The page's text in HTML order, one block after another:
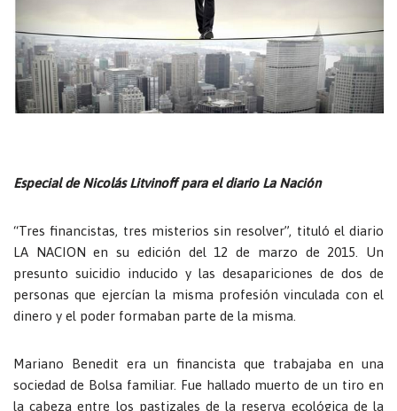
Especial de Nicolás Litvinoff para el diario La Nación
“Tres financistas, tres misterios sin resolver”, tituló el diario
LA NACION en su edición del 12 de marzo de 2015. Un
presunto suicidio inducido y las desapariciones de dos de
personas que ejercían la misma profesión vinculada con el
dinero y el poder formaban parte de la misma.
Mariano Benedit era un financista que trabajaba en una
sociedad de Bolsa familiar. Fue hallado muerto de un tiro en
la cabeza entre los pastizales de la reserva ecológica de la